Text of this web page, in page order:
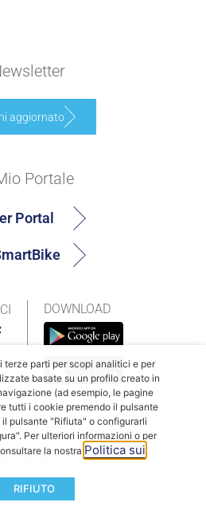
aggiornato
DOWNLOAD
Portale
Portal
2026Termini e condizioni
privacyPolitica dei cookie
terze parti per scopi analitici e per
basate su un profilo creato in
(ad esempio, le pagine
tutti i cookie premendo il pulsante
pulsante "Rifiuta" o configurarli
Per ulteriori informazioni o per
la nostra Politica sui
RIFIUTO